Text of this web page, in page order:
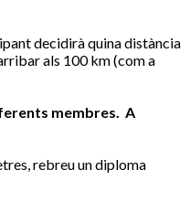
decidirà quina distància
als 100 km (com a
membres. A
rebreu un diploma